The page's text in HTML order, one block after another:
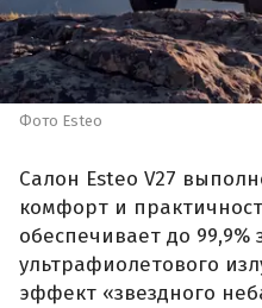
Фото Esteo
Салон Esteo V27
комфорт и
обеспечивает до
ультрафиолетового
эффект «звездного